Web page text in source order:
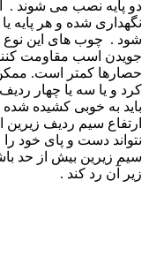
دو پایه نصب می شوند .
نگهداری شده و هر پایه
شود . چوب های این نوع
جویدن اسب مقاومت
حصارها کمتر است. ممکن
کرد و یا سه یا چهار
باید به خوبی کشیده
نتواند دست و پای خود را
سیم زیرین بیش از حد
زیر آن رد کند .